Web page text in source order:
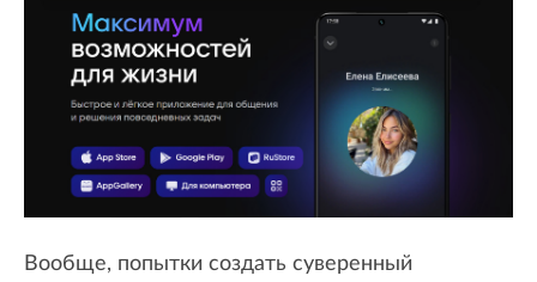
Вообще, попытки создать суверенный